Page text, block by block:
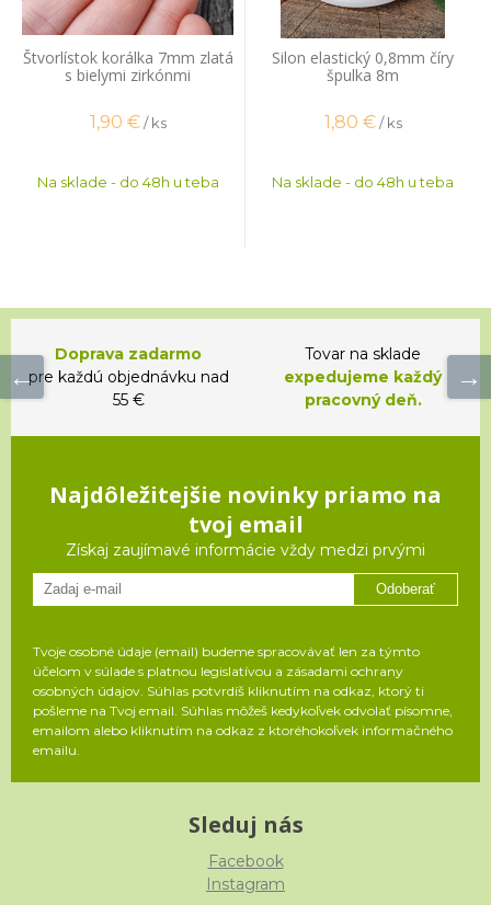
Štvorlístok korálka 7mm zlatá
s bielymi zirkónmi
1,90 € / ks
Na sklade - do 48h u teba
Silon elastický 0,8mm číry
špulka 8m
1,80 € / ks
Na sklade - do 48h u teba
Doprava zadarmo
pre každú objednávku nad
55 €
Tovar na sklade
expedujeme každý
pracovný deň.
Najdôležitejšie novinky priamo na
tvoj email
Získaj zaujímavé informácie vždy medzi prvými
Odoberať
Tvoje osobné údaje (email) budeme spracovávať len za týmto
účelom v súlade s platnou legislatívou a zásadami ochrany
osobných údajov. Súhlas potvrdíš kliknutím na odkaz, ktorý ti
pošleme na Tvoj email. Súhlas môžeš kedykoľvek odvolať písomne,
emailom alebo kliknutím na odkaz z ktoréhokoľvek informačného
emailu.
Sleduj nás
Facebook
Instagram